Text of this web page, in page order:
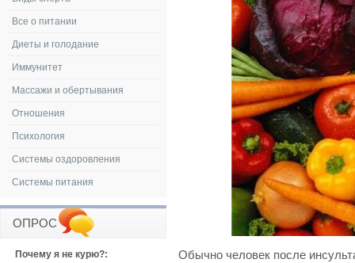
Обычно человек после
Все о питании
Диеты и голодание
Иммунитет
Массажи и обертывания
Отношения
Психология
Системы оздоровления
Системы питания
ОПРОС
Почему я не курю?: